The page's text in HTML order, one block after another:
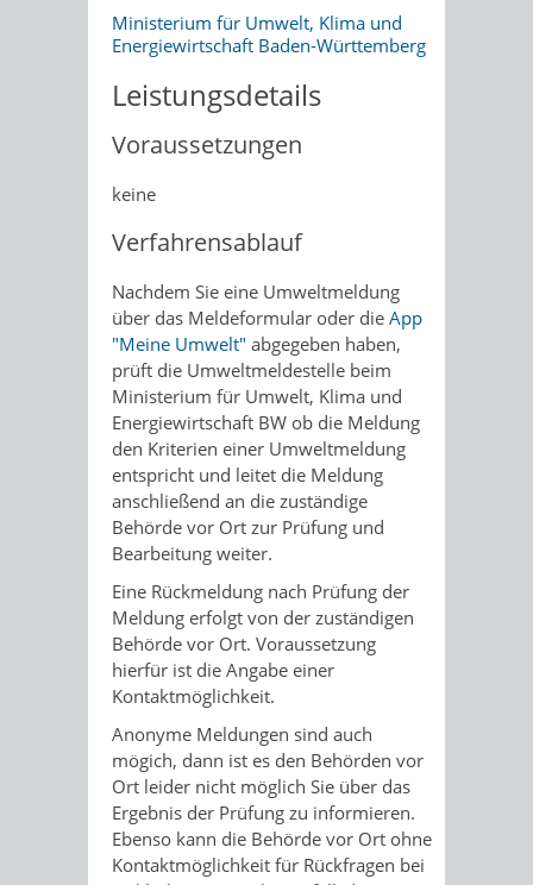
Ministerium für Umwelt, Klima und
Energiewirtschaft Baden-Württemberg
Leistungsdetails
Voraussetzungen
keine
Verfahrensablauf
Nachdem Sie eine Umweltmeldung
über das Meldeformular oder die App
"Meine Umwelt" abgegeben haben,
prüft die Umweltmeldestelle beim
Ministerium für Umwelt, Klima und
Energiewirtschaft BW ob die Meldung
den Kriterien einer Umweltmeldung
entspricht und leitet die Meldung
anschließend an die zuständige
Behörde vor Ort zur Prüfung und
Bearbeitung weiter.
Eine Rückmeldung nach Prüfung der
Meldung erfolgt von der zuständigen
Behörde vor Ort. Voraussetzung
hierfür ist die Angabe einer
Kontaktmöglichkeit.
Anonyme Meldungen sind auch
mögich, dann ist es den Behörden vor
Ort leider nicht möglich Sie über das
Ergebnis der Prüfung zu informieren.
Ebenso kann die Behörde vor Ort ohne
Kontaktmöglichkeit für Rückfragen bei